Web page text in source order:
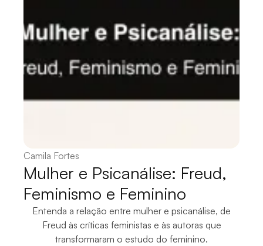
Camila Fortes
Mulher e Psicanálise: Freud,
Feminismo e Feminino
Entenda a relação entre mulher e psicanálise, de
Freud às críticas feministas e às autoras que
transformaram o estudo do feminino.